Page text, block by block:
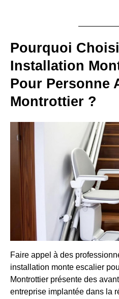
Pourquoi
Installation
Pour Personne
Montrottier ?
Faire appel à des
installation monte escalier
Montrottier présente des
entreprise implantée dans la